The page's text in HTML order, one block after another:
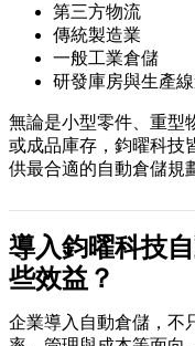
第三方物流
傳統製造業
一般工業倉儲
研發庫房與生產
無論是小型零件、重型
或成品庫存，鈞曜科技
供最合適的自動倉儲規
導入鈞曜科技
些效益？
企業導入自動倉儲，不